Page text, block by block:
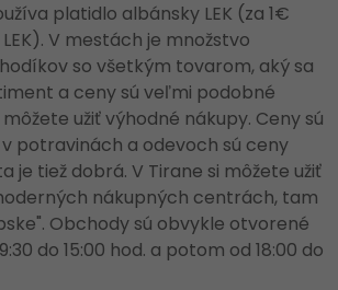
platidlo albánsky LEK (za 1€
V mestách je množstvo
so všetkým tovarom, aký sa
a ceny sú veľmi podobné
užiť výhodné nákupy. Ceny sú
potravinách a odevoch sú ceny
je tiež dobrá. V Tirane si môžete užiť
nákupných centrách, tam
Obchody sú obvykle otvorené
do 15:00 hod. a potom od 18:00 do